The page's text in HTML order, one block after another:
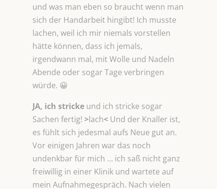
und was man eben so braucht wenn man
sich der Handarbeit hingibt! Ich musste
lachen, weil ich mir niemals vorstellen
hätte können, dass ich jemals,
irgendwann mal, mit Wolle und Nadeln
Abende oder sogar Tage verbringen
würde. 😀
JA, ich stricke und ich stricke sogar
Sachen fertig! >lach< Und der Knaller ist,
es fühlt sich jedesmal aufs Neue gut an.
Vor einigen Jahren war das noch
undenkbar für mich … ich saß nicht ganz
freiwillig in einer Klinik und wartete auf
mein Aufnahmegespräch. Nach vielen